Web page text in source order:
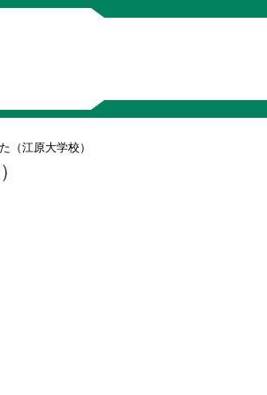
（江原大学校）